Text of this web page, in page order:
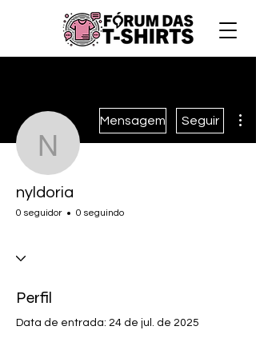
nyldoria
Mensagem Seguir
nyldoria
0 seguidor 0 seguindo
Perfil
Data de entrada: 24 de jul. de 2025